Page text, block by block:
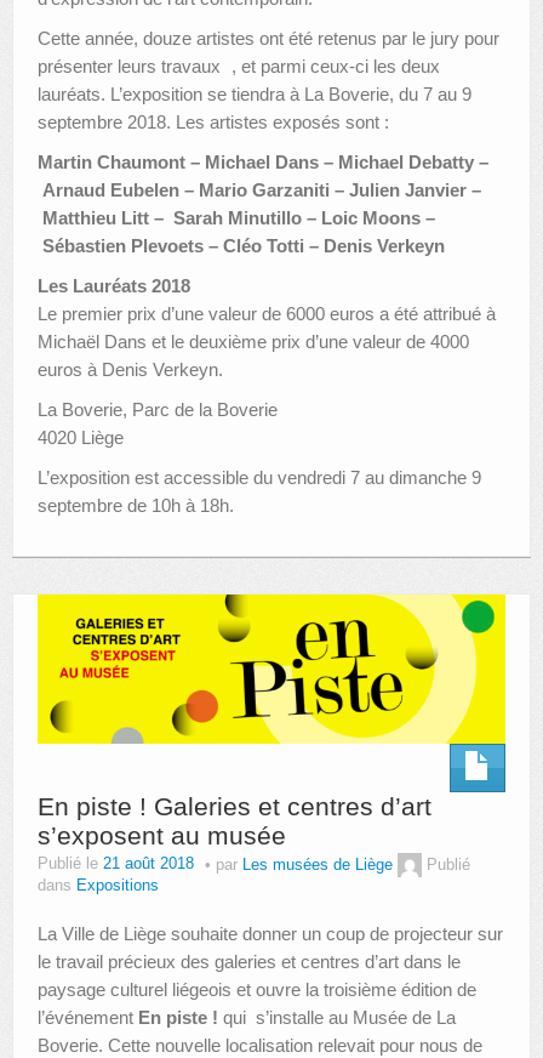
Cette année, douze artistes ont été retenus par le jury pour
présenter leurs travaux , et parmi ceux-ci les deux
lauréats. L’exposition se tiendra à La Boverie, du 7 au 9
septembre 2018. Les artistes exposés sont :
Martin Chaumont – Michael Dans – Michael Debatty –
Arnaud Eubelen – Mario Garzaniti – Julien Janvier –
Matthieu Litt – Sarah Minutillo – Loic Moons –
Sébastien Plevoets – Cléo Totti – Denis Verkeyn
Les Lauréats 2018
Le premier prix d’une valeur de 6000 euros a été attribué à
Michaël Dans et le deuxième prix d’une valeur de 4000
euros à Denis Verkeyn.
La Boverie, Parc de la Boverie
4020 Liège
L’exposition est accessible du vendredi 7 au dimanche 9
septembre de 10h à 18h.
En piste ! Galeries et centres d’art
s’exposent au musée
Publié le 21 août 2018 par Les musées de Liège
Publié
dans Expositions
La Ville de Liège souhaite donner un coup de projecteur sur
le travail précieux des galeries et centres d’art dans le
paysage culturel liégeois et ouvre la troisième édition de
l’événement En piste ! qui s’installe au Musée de La
Boverie. Cette nouvelle localisation relevait pour nous de